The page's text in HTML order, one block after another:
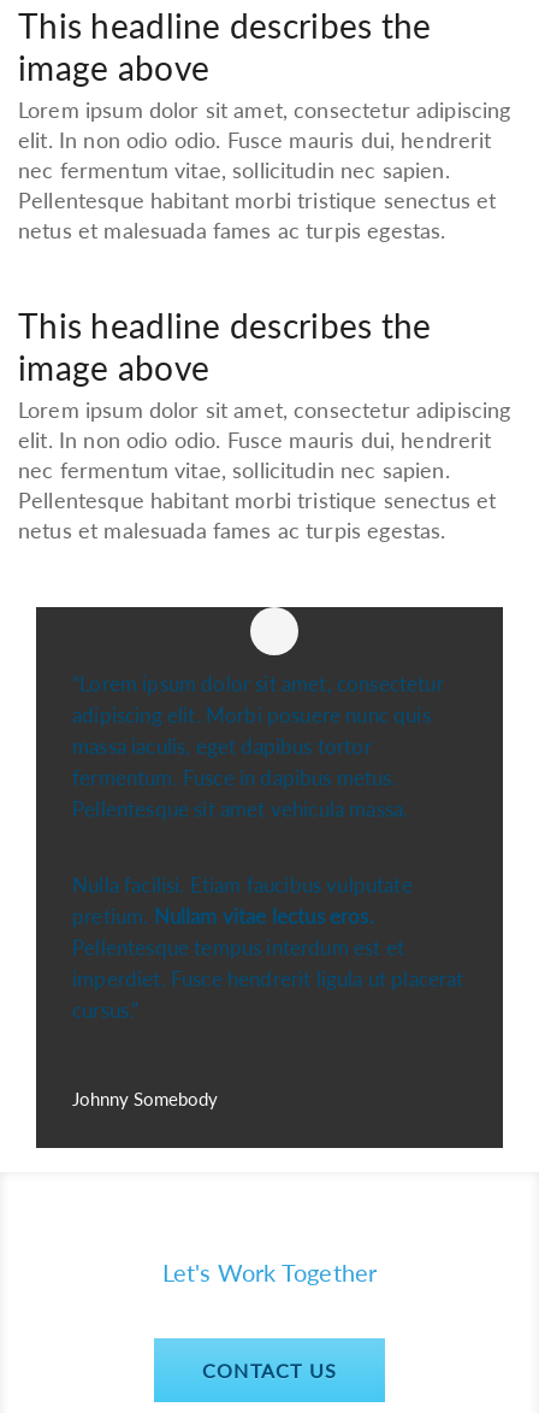
This headline describes the
image above
Lorem ipsum dolor sit amet, consectetur adipiscing
elit. In non odio odio. Fusce mauris dui, hendrerit
nec fermentum vitae, sollicitudin nec sapien.
Pellentesque habitant morbi tristique senectus et
netus et malesuada fames ac turpis egestas.
This headline describes the
image above
Lorem ipsum dolor sit amet, consectetur adipiscing
elit. In non odio odio. Fusce mauris dui, hendrerit
nec fermentum vitae, sollicitudin nec sapien.
Pellentesque habitant morbi tristique senectus et
netus et malesuada fames ac turpis egestas.
“Lorem ipsum dolor sit amet, consectetur
adipiscing elit. Morbi posuere nunc quis
massa iaculis, eget dapibus tortor
fermentum. Fusce in dapibus metus.
Pellentesque sit amet vehicula massa.
Nulla facilisi. Etiam faucibus vulputate
pretium. Nullam vitae lectus eros.
Pellentesque tempus interdum est et
imperdiet. Fusce hendrerit ligula ut placerat
cursus.”
Johnny Somebody
Let's Work Together
CONTACT US